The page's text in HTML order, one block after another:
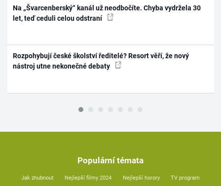
Na „Švarcenberský“ kanál už neodbočíte. Chyba vydržela 30
let, teď ceduli celou odstraní
Rozpohybují české školství ředitelé? Resort věří, že nový
nástroj utne nekonečné debaty
Populární témata
Jak zhubnout Nejlepší filmy 2024 Nejlepší horory TV program